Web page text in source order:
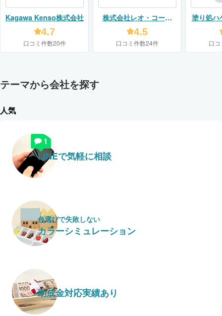
Kagawa Kenso株式会社
4.7
口コミ件数20件
株式会社レオ・コーポ
レーション
4.5
口コミ件数24件
塗り処
（株式
口
テーマから会社を探す
人気
LINEで気軽に相談
色選びで失敗しない
カラーシミュレーション
助成金対応実績あり